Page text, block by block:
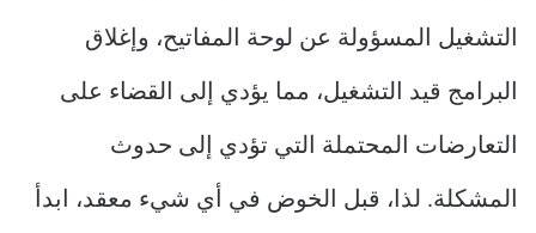
التشغيل المسؤولة عن لوحة المفاتيح، وإغلاق
البرامج قيد التشغيل، مما يؤدي إلى القضاء على
التعارضات المحتملة التي تؤدي إلى حدوث
المشكلة. لذا، قبل الخوض في أي شيء معقد، ابدأ